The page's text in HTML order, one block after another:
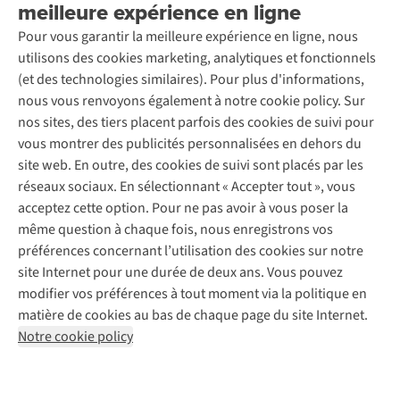
meilleure expérience en ligne
Pour vous garantir la meilleure expérience en ligne, nous
utilisons des cookies marketing, analytiques et fonctionnels
(et des technologies similaires). Pour plus d'informations,
nous vous renvoyons également à notre cookie policy. Sur
nos sites, des tiers placent parfois des cookies de suivi pour
vous montrer des publicités personnalisées en dehors du
site web. En outre, des cookies de suivi sont placés par les
réseaux sociaux. En sélectionnant « Accepter tout », vous
acceptez cette option. Pour ne pas avoir à vous poser la
même question à chaque fois, nous enregistrons vos
préférences concernant l’utilisation des cookies sur notre
site Internet pour une durée de deux ans. Vous pouvez
modifier vos préférences à tout moment via la politique en
matière de cookies au bas de chaque page du site Internet.
Notre cookie policy
Rétractation d'une commande
Entretien & réparations
Garantie
Contactez-nous
À propos d’Ayacucho
Nos magasins
À propos d’A.S.Adventure
Déclaration d'accessibilité
Seconde-main
Entretien de ski
Service de lavage
Entretien de chaussures
Réparation de chaussures
Réparation de vêtements
Retouches
Pour les entreprises
Découvrez
A.S.Magazine
Explore Camp
Expertise & conseils
Abonnez-vous à la newsletter
Suivez-nous
Mentions légales
Politique de confidentialité
Conditions générales
Cookie Policy